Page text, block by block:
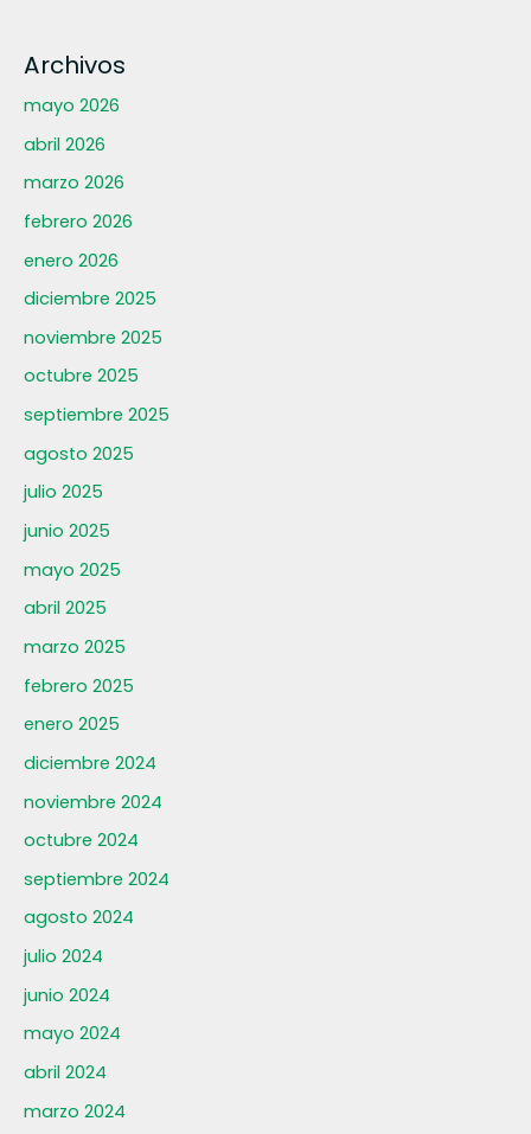
Archivos
mayo 2026
abril 2026
marzo 2026
febrero 2026
enero 2026
diciembre 2025
noviembre 2025
octubre 2025
septiembre 2025
agosto 2025
julio 2025
junio 2025
mayo 2025
abril 2025
marzo 2025
febrero 2025
enero 2025
diciembre 2024
noviembre 2024
octubre 2024
septiembre 2024
agosto 2024
julio 2024
junio 2024
mayo 2024
abril 2024
marzo 2024